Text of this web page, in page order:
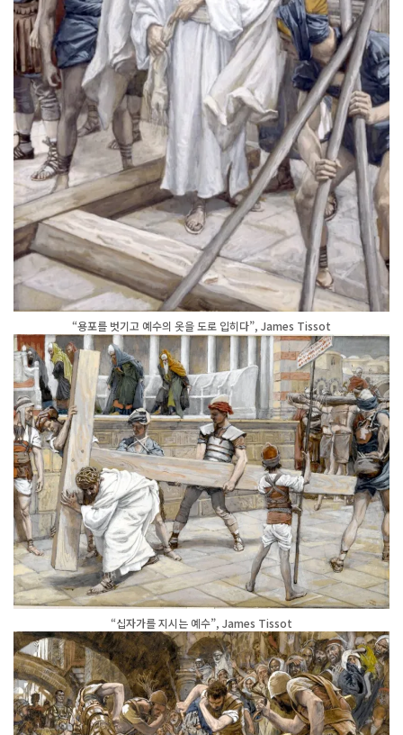
“용포를 벗기고 예수의 옷을 도로 입히다”, James Tissot
“십자가를 지시는 예수”, James Tissot